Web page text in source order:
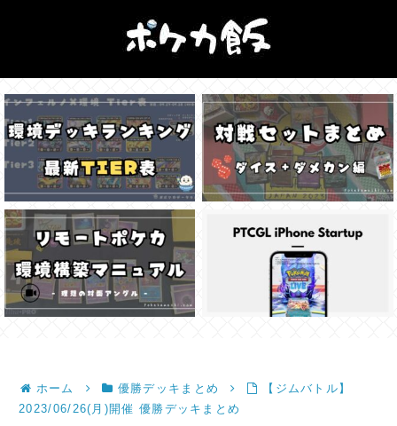
ホーム 優勝デッキまとめ
【ジムバトル】
2023/06/26(月)開催 優勝デッキまとめ